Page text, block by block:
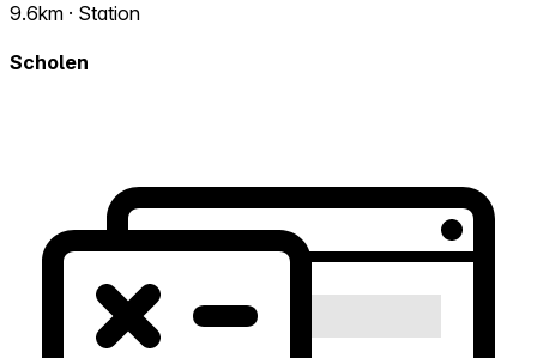
9.6km · Station
Scholen